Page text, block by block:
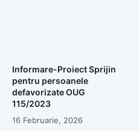
Informare-Proiect Sprijin
pentru persoanele
defavorizate OUG
115/2023
16 Februarie, 2026